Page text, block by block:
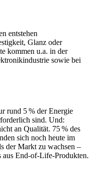
entstehen
Glanz oder
kommen u.a. in der
sowie bei
rund 5 % der Energie
sind. Und:
an Qualität. 75 % des
sich noch heute im
der Markt zu wachsen –
aus End-of-Life-Produkten.